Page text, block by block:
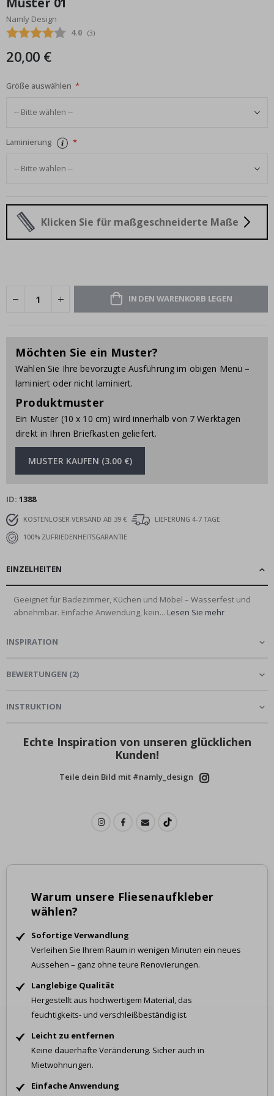
Bildgalerie
springen
Namly Design
Durchschnittliche Bewertung:
4.0 (abgegebene bewertungen:
3)
20,00 €
Größe auswählen
Laminierung
Klicken Sie für maßgeschneiderte Maße
IN DEN WARENKORB LEGEN
Möchten Sie ein Muster?
Wählen Sie Ihre bevorzugte Ausführung im obigen Menü –
laminiert oder nicht laminiert.
Produktmuster
Ein Muster (10 x 10 cm) wird innerhalb von 7 Werktagen
direkt in Ihren Briefkasten geliefert.
MUSTER KAUFEN (3.00 €)
ID 1388
KOSTENLOSER VERSAND AB 39 €
LIEFERUNG 4-7 TAGE
100% ZUFRIEDENHEITSGARANTIE
EINZELHEITEN
Geeignet für Badezimmer, Küchen und Möbel – Wasserfest und
abnehmbar. Einfache Anwendung, kein... Lesen Sie mehr
INSPIRATION
BEWERTUNGEN (2)
INSTRUKTION
Echte Inspiration von unseren glücklichen
Kunden!
Teile dein Bild mit #namly_design
Warum unsere Fliesenaufkleber
wählen?
Sofortige Verwandlung
Verleihen Sie Ihrem Raum in wenigen Minuten ein neues
Aussehen – ganz ohne teure Renovierungen.
Langlebige Qualität
Hergestellt aus hochwertigem Material, das
feuchtigkeits- und verschleißbeständig ist.
Leicht zu entfernen
Keine dauerhafte Veränderung. Sicher auch in
Mietwohnungen.
Einfache Anwendung